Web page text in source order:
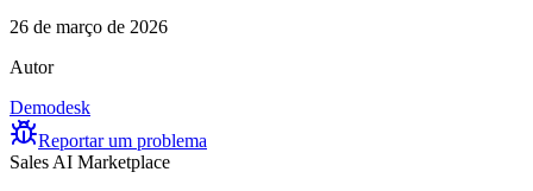
26 de março de 2026
Autor
Demodesk
Reportar um problema
Sales AI Marketplace